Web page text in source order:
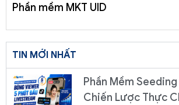
Phần mềm MKT UID
TIN MỚI NHẤT
Phần Mềm
Chiến Lược Thực